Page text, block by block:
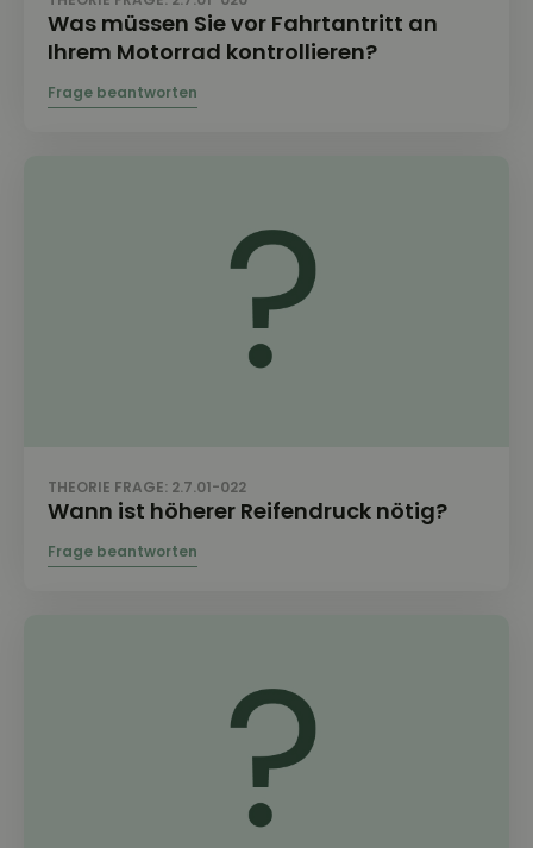
Was müssen Sie vor Fahrtantritt an
Ihrem Motorrad kontrollieren?
THEORIE FRAGE: 2.7.01-022
Wann ist höherer Reifendruck nötig?